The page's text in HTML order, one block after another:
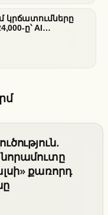
կրճատումները
ը՝ AI
ֆոնին
քառորդ